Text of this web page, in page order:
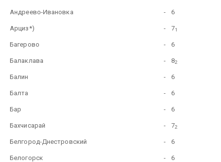
Андреево-Ивановка - 6
Арциз*) - 71
Багерово - 6
Балаклава - 82
Балин - 6
Балта - 6
Бар - 6
Бахчисарай - 72
Белгород-Днестровский - 6
Белогорск - 6